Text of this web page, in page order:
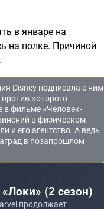
в январе на
на полке. Причиной
Disney подписала с ним
которого
в фильме «Человек-
в физическом
и его агентство. А ведь
в позапрошлом
(2 сезон)
продолжает